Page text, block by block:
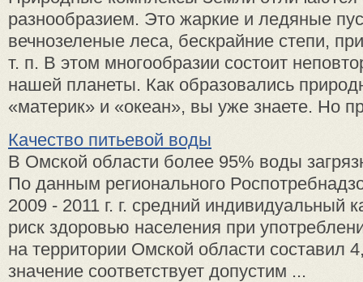
разнообразием. Это жаркие и ледяные
вечнозеленые леса, бескрайние степи,
т. п. В этом многообразии состоит
нашей планеты. Как образовались
«материк» и «океан», вы уже знаете. Но
Качество питьевой воды
В Омской области более 95% воды
По данным регионального
2009 - 2011 г. г. средний индивидуальный
риск здоровью населения при
на территории Омской области составил
значение соответствует допустим ...